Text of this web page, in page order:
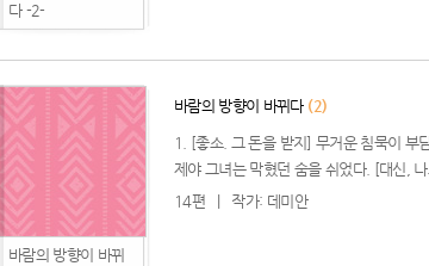
다 -2-
바람의 방향이 바뀌
바람의 방향이 바뀌다 (2)
1. [좋소. 그 돈을 받지] 무거운 침묵이 부
제야 그녀는 막혔던 숨을 쉬었다. [대신, 나
14편
작가: 데미안